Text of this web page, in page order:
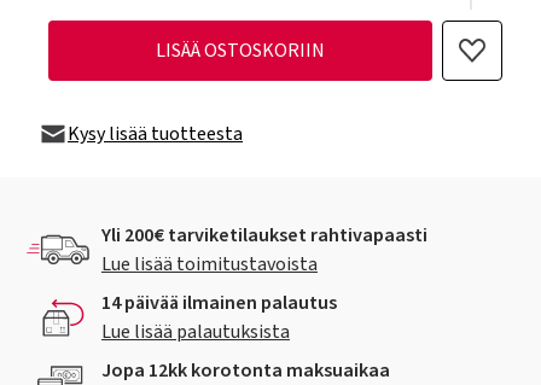
LISÄÄ OSTOSKORIIN
Kysy lisää tuotteesta
Yli 200€ tarviketilaukset rahtivapaasti
Lue lisää toimitustavoista
14 päivää ilmainen palautus
Lue lisää palautuksista
Jopa 12kk korotonta maksuaikaa